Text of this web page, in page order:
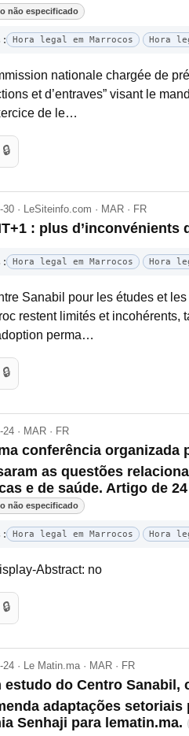
não especificado
: Hora legal em Marrocos Hora
nationale chargée de
et d’entraves” visant le
de le…
30 · LeSiteinfo.com · MAR · FR
: plus d’inconvénients
: Hora legal em Marrocos Hora
Sanabil pour les études et
restent limités et incohérents,
perma…
· MAR · FR
conferência organizada
as questões
e de saúde. Artigo de
não especificado
: Hora legal em Marrocos Hora
Abstract: no
24 · Le Matin.ma · MAR · FR
estudo do Centro
adaptações setoriais
Senhaji para lematin.ma.